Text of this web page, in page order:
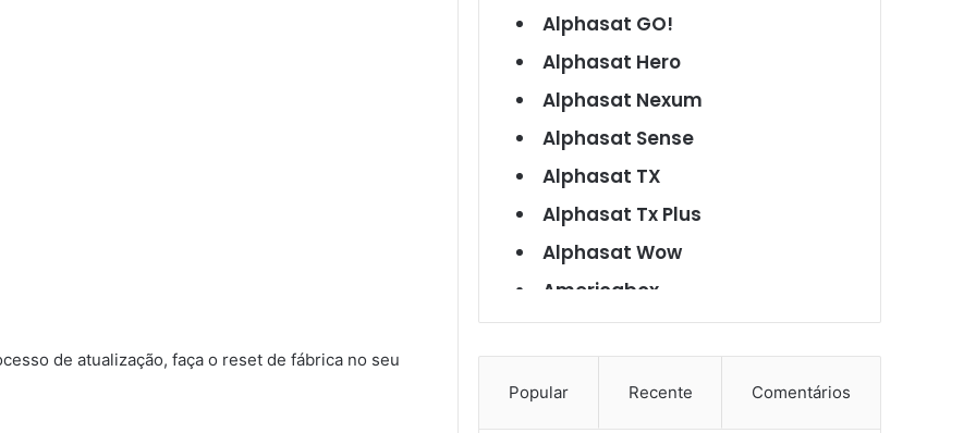
de atualização, faça o reset de fábrica no seu
Alphasat GO!
Alphasat Hero
Alphasat Nexum
Alphasat Sense
Alphasat TX
Alphasat Tx Plus
Alphasat Wow
Americabox
Americabox S101
Americabox S105 Plus
Popular Recente Comentários